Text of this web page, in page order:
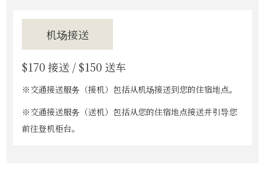
机场接送
$170 接送 / $150 送车
※交通接送服务（接机）包括从机场接送到您的住宿地点。
※交通接送服务（送机）包括从您的住宿地点接送并引导您
前往登机柜台。